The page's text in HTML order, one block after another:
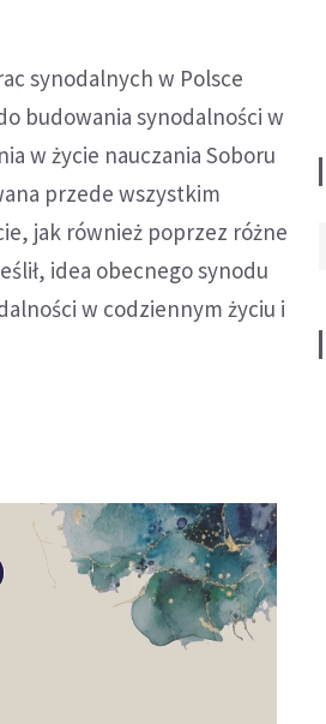
synodalnych w Polsce
budowania synodalności w
w życie nauczania Soboru
przede wszystkim
jak również poprzez różne
idea obecnego synodu
w codziennym życiu i